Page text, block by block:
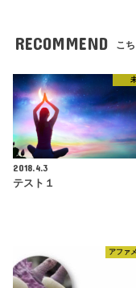
RECOMMEND こ
2018.4.3
テスト１
アファ